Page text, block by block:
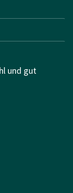
und gut